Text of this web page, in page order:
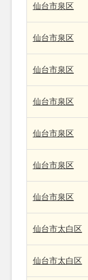
仙台市泉区
仙台市泉区
仙台市泉区
仙台市泉区
仙台市泉区
仙台市泉区
仙台市泉区
仙台市太白区
仙台市太白区